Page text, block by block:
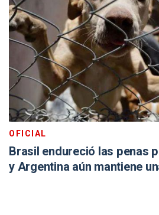
OFICIAL
Brasil endureció las penas
y Argentina aún mantiene